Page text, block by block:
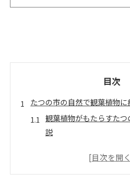
目次
たつの市の自然で観葉植物
観葉植物がもたらすた
説
観葉植物で楽しむたつ
間